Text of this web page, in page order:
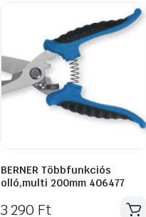
BERNER Többfunkciós
olló,multi 200mm 406477
3 290 Ft